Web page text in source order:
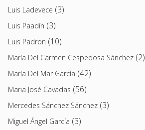
Luis Ladevece (3)
Luis Paadín (3)
Luis Padron (10)
María Del Carmen Cespedosa Sánchez (2)
María Del Mar García (42)
Maria José Cavadas (56)
Mercedes Sánchez Sánchez (3)
Miguel Ángel García (3)